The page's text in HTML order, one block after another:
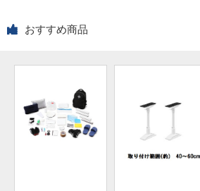
おすすめ商品